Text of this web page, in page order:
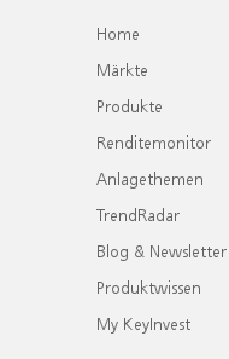
Home
Märkte
Produkte
Renditemonitor
Anlagethemen
TrendRadar
Blog & Newsletter
Produktwissen
My KeyInvest